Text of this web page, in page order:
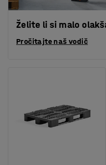
Želite li si malo
Pročitajte naš vodič